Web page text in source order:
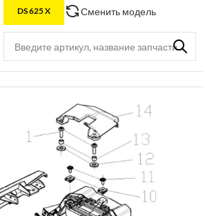
DS 625 X Сменить модель